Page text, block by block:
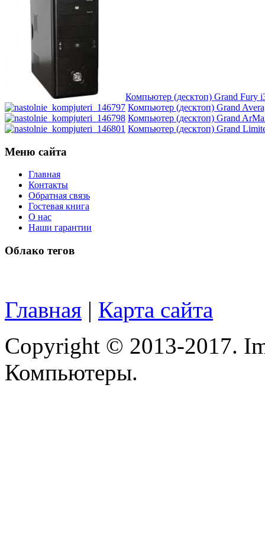
Компьютер (десктоп) Grand Fury
Компьютер (десктоп) Grand
Компьютер (десктоп) Grand
Компьютер (десктоп) Grand
Меню сайта
Главная
Контакты
Обратная связь
Гостевая книга
О нас
Наши гарантии
Облако тегов
Главная | Карта сайта
Copyright © 2013-2017.
Компьютеры.